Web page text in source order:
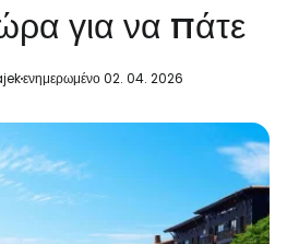
για να πάτε
ενημερωμένο 02. 04. 2026
με το Facebook
με email